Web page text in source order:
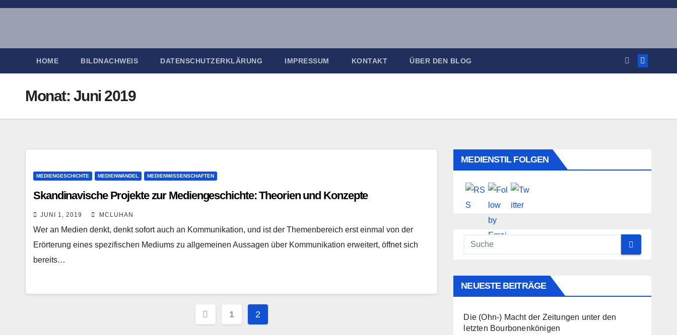
Zum
HOME BILDNACHWEIS DATENSCHUTZERKLÄRUNG IMPRESSUM KONTAKT ÜBER DEN BLOG
Monat: Juni 2019
MEDIENGESCHICHTE MEDIENWANDEL MEDIENWISSENSCHAFTEN
Skandinavische Projekte zur Mediengeschichte: Theorien und Konzepte
JUNI 1, 2019 MCLUHAN
Wer an Medien denkt, denkt sofort auch an Kommunikation, und ist der Themenbereich erst einmal von der
Erörterung eines spezifischen Mediums zu allgemeinen Aussagen über Kommunikation erweitert, öffnet sich
bereits…
Seitennummerierung
1 2
MEDIENSTIL FOLGEN
NEUESTE BEITRÄGE
Die (Ohn-) Macht der Zeitungen unter den
letzten Bourbonenkönigen